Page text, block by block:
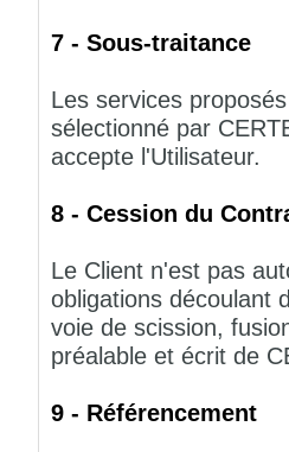
7 - Sous-traitance
Les services
sélectionné par
accepte l'Utilisateur.
8 - Cession du
Le Client n'est pas
obligations découlant
voie de scission,
préalable et écrit de
9 - Référencement